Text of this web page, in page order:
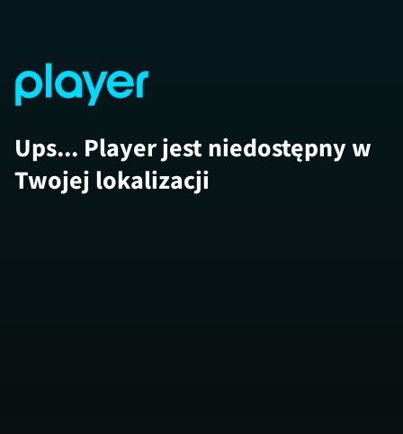
Ups... Player jest niedostępny w
Twojej lokalizacji